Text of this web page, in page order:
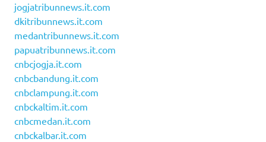
jogjatribunnews.it.com
dkitribunnews.it.com
medantribunnews.it.com
papuatribunnews.it.com
cnbcjogja.it.com
cnbcbandung.it.com
cnbclampung.it.com
cnbckaltim.it.com
cnbcmedan.it.com
cnbckalbar.it.com